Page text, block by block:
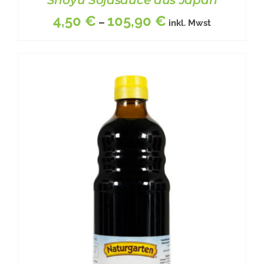
BESCHREIBUNG
DIESES
PRODUKT
WEIST
MEHRERE
VARIANTEN
AUF.
KÖNNEN
AUF
/ DETAILS
4,50 € – 105,90 € inkl. Mwst